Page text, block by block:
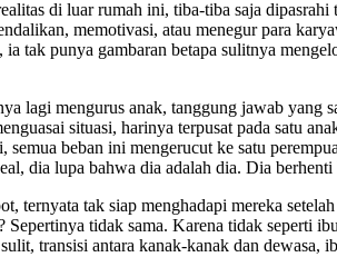
di luar rumah ini, tiba-tiba saja
memotivasi, atau menegur para
tak punya gambaran betapa sulitnya
lagi mengurus anak, tanggung jawab yang
situasi, harinya terpusat pada satu
beban ini mengerucut ke satu
dia lupa bahwa dia adalah dia. Dia berhenti
tak siap menghadapi mereka
tidak sama. Karena tidak seperti
transisi antara kanak-kanak dan